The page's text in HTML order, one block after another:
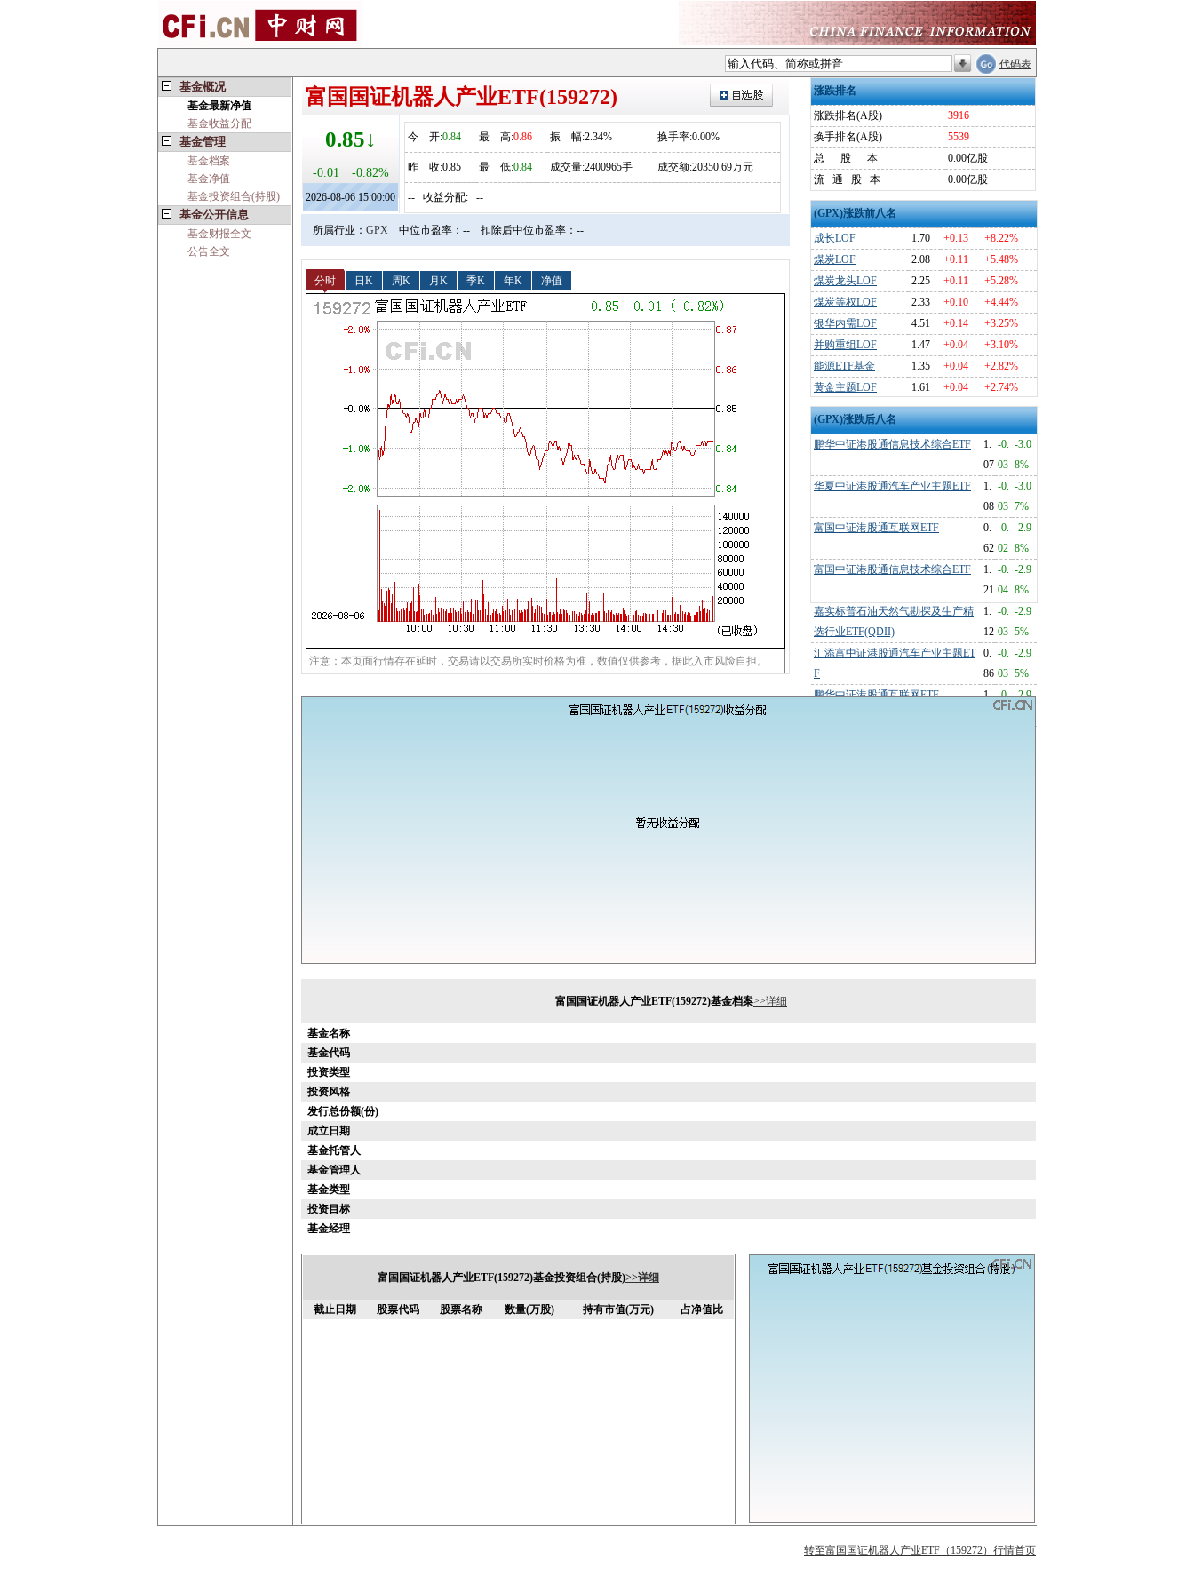
代码表
基金概况
基金最新净值
基金收益分配
基金管理
基金档案
基金净值
基金投资组合(持股)
基金公开信息
基金财报全文
公告全文
富国国证机器人产业ETF(159272)
0.85↓
-0.01 -0.82%
2026-08-06 15:00:00
今 开:0.84 最 高:0.86 振 幅:2.34% 换手率:0.00%
昨 收:0.85 最 低:0.84 成交量:2400965手 成交额:20350.69万元
-- 收益分配: --
所属行业： GPX 中位市盈率：-- 扣除后中位市盈率：--
分时 日K 周K 月K 季K 年K 净值
注意：本页面行情存在延时，交易请以交易所实时价格为准，数值仅供参考，据此入市风险自担。
涨跌排名
涨跌排名(A股)
3916
换手排名(A股)
5539
总
股 本
0.00亿股
流
通 股 本 0.00亿股
(GPX)涨跌前八名
成长LOF
1.70 +0.13
+8.22%
煤炭LOF
2.08 +0.11
+5.48%
煤炭龙头LOF
2.25 +0.11
+5.28%
煤炭等权LOF
2.33 +0.10
+4.44%
银华内需LOF
4.51 +0.14
+3.25%
并购重组LOF
1.47 +0.04
+3.10%
能源ETF基金
1.35 +0.04
+2.82%
黄金主题LOF
1.61 +0.04 +2.74%
(GPX)涨跌后八名
鹏华中证港股通信息技术综合ETF
1.
07
-0.
03
-3.0
8%
华夏中证港股通汽车产业主题ETF
1.
08
-0.
03
-3.0
7%
富国中证港股通互联网ETF
0.
62
-0.
02
-2.9
8%
富国中证港股通信息技术综合ETF
1.
21
-0.
04
-2.9
8%
嘉实标普石油天然气勘探及生产精
选行业ETF(QDII)
1.
12
-0.
03
-2.9
5%
汇添富中证港股通汽车产业主题ET
F
0.
86
-0.
03
-2.9
5%
鹏华中证港股通互联网ETF
1. -0. -2.9
富国国证机器人产业ETF(159272)基金档案>>详细
基金名称
基金代码
投资类型
投资风格
发行总份额(份)
成立日期
基金托管人
基金管理人
基金类型
投资目标
基金经理
富国国证机器人产业ETF(159272)基金投资组合(持股)>>详细
截止日期 股票代码 股票名称 数量(万股) 持有市值(万元) 占净值比
转至富国国证机器人产业ETF（159272）行情首页